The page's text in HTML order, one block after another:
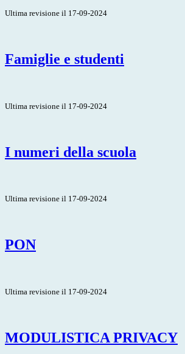
Ultima revisione il 17-09-2024
Famiglie e studenti
Ultima revisione il 17-09-2024
I numeri della scuola
Ultima revisione il 17-09-2024
PON
Ultima revisione il 17-09-2024
MODULISTICA PRIVACY